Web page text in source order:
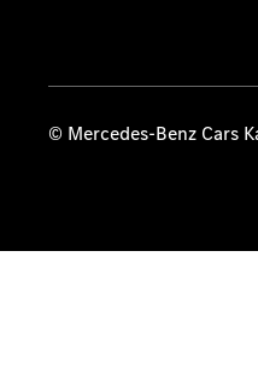
© Mercedes-Benz Cars